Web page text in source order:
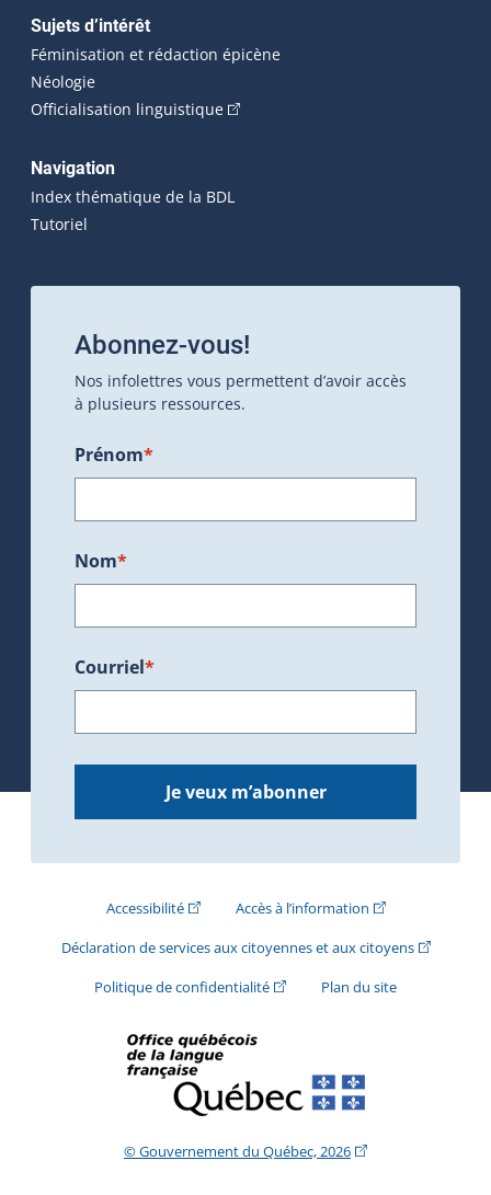
Sujets d’intérêt
Féminisation et rédaction épicène
Néologie
Officialisation linguistique(Cet hyperlien externe s'ouvrira
Navigation
Index thématique de la BDL
Tutoriel
Abonnez-vous!
Nos infolettres vous permettent d’avoir accès
à plusieurs ressources.
Prénom*
Nom*
Courriel*
Je veux m’abonner
Accessibilité(Cet hyperlien externe s'ouvrira dans une
Accès à l’information(Cet hyperlien
Déclaration de services aux citoyennes et aux citoyens(Cet
Politique de confidentialité(Cet hyperlien externe s'ouvrira
Plan du site
© Gouvernement du Québec, 2026(Cet hyperlien